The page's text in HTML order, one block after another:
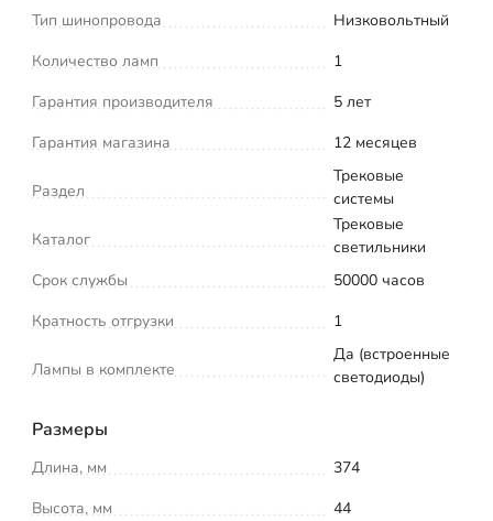
Тип шинопровода
Низковольтный
Количество ламп
1
Гарантия производителя
5 лет
Гарантия магазина
12 месяцев
Раздел
Трековые
системы
Каталог
Трековые
светильники
Срок службы
50000 часов
Кратность отгрузки
1
Лампы в комплекте
Да (встроенные
светодиоды)
Размеры
Длина, мм
374
Высота, мм
44